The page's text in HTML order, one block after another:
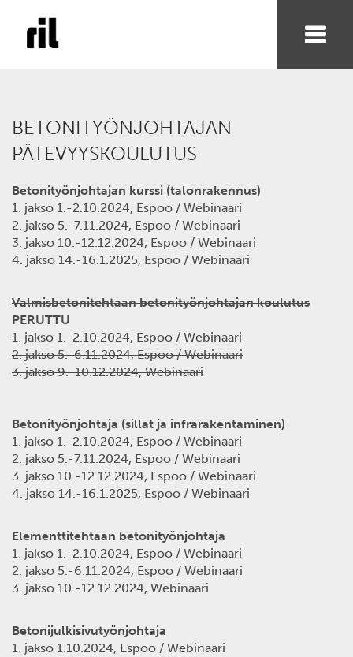
BETONITYÖNJOHTAJAN
PÄTEVYYSKOULUTUS
Betonityönjohtajan kurssi (talonrakennus)
1. jakso 1.-2.10.2024, Espoo / Webinaari
2. jakso 5.-7.11.2024, Espoo / Webinaari
3. jakso 10.-12.12.2024, Espoo / Webinaari
4. jakso 14.-16.1.2025, Espoo / Webinaari
Valmisbetonitehtaan betonityönjohtajan koulutus
PERUTTU
1. jakso 1.-2.10.2024, Espoo / Webinaari
2. jakso 5.-6.11.2024, Espoo / Webinaari
3. jakso 9.-10.12.2024, Webinaari
Betonityönjohtaja (sillat ja infrarakentaminen)
1. jakso 1.-2.10.2024, Espoo / Webinaari
2. jakso 5.-7.11.2024, Espoo / Webinaari
3. jakso 10.-12.12.2024, Espoo / Webinaari
4. jakso 14.-16.1.2025, Espoo / Webinaari
Elementtitehtaan betonityönjohtaja
1. jakso 1.-2.10.2024, Espoo / Webinaari
2. jakso 5.-6.11.2024, Espoo / Webinaari
3. jakso 10.-12.12.2024, Webinaari
Betonijulkisivutyönjohtaja
1. jakso 1.10.2024, Espoo / Webinaari